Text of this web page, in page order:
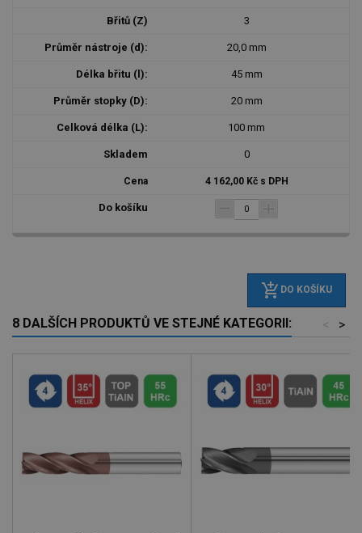
3
20,0 mm
45 mm
20 mm
100 mm
0
4 162,00 Kč s DPH
add_shopping_cart DO KOŠÍKU
8 DALŠÍCH PRODUKTŮ VE STEJNÉ KATEGORII: >
<